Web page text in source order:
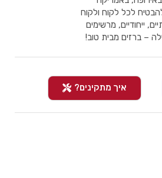
לכל לקוח ולקוח
ייחודיים, מרשימים
– ברזים מבית טוב!
איך מתקינים?